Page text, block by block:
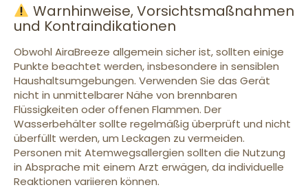
Warnhinweise, Vorsichtsmaßnahmen
und Kontraindikationen
Obwohl AiraBreeze allgemein sicher ist, sollten einige
Punkte beachtet werden, insbesondere in sensiblen
Haushaltsumgebungen. Verwenden Sie das Gerät
nicht in unmittelbarer Nähe von brennbaren
Flüssigkeiten oder offenen Flammen. Der
Wasserbehälter sollte regelmäßig überprüft und nicht
überfüllt werden, um Leckagen zu vermeiden.
Personen mit Atemwegsallergien sollten die Nutzung
in Absprache mit einem Arzt erwägen, da individuelle
Reaktionen variieren können.